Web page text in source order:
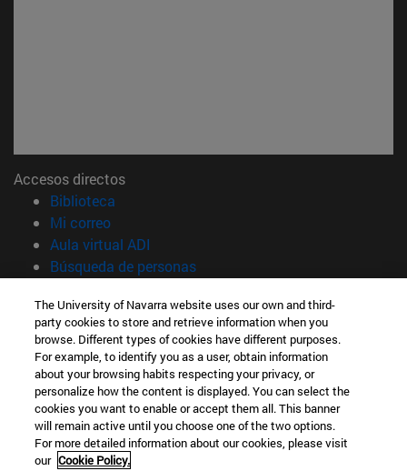
Accesos directos
Biblioteca
Mi correo(abre en nueva ventana)
Aula virtual ADI
Búsqueda de personas(abre en nueva ventana)
Información
TFNO +34 948 42 56 14
¿QUÉ GRADO TE INTERESA?
¿QUÉ MÁSTER TE INTERESA?
© Universidad de Navarra
Información legal
The University of Navarra website uses our own and third-
party cookies to store and retrieve information when you
browse. Different types of cookies have different purposes.
For example, to identify you as a user, obtain information
about your browsing habits respecting your privacy, or
personalize how the content is displayed. You can select the
cookies you want to enable or accept them all. This banner
will remain active until you choose one of the two options.
For more detailed information about our cookies, please visit
our Cookie Policy.